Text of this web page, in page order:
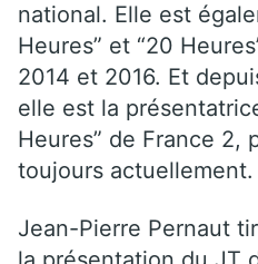
national. Elle est
Heures” et “20
2014 et 2016. Et
elle est la
Heures” de France 2,
toujours actuellement.
Jean-Pierre Pernaut